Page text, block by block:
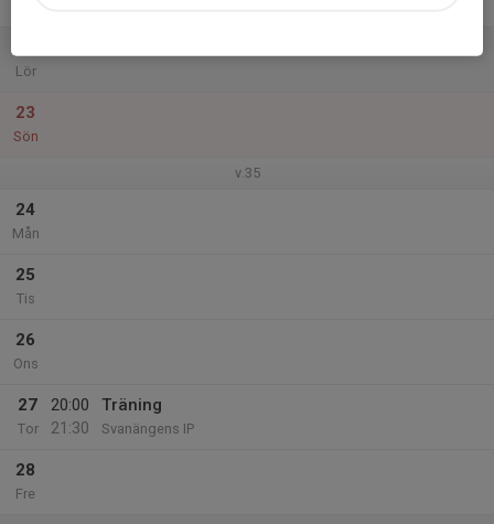
Lör
23
Sön
v.35
24
Mån
25
Tis
26
Ons
27
Tor
20:00
21:30
Träning
Svanängens IP
28
Fre